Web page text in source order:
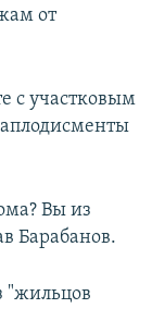
от
с участковым
Вы из
Барабанов.
"жильцов